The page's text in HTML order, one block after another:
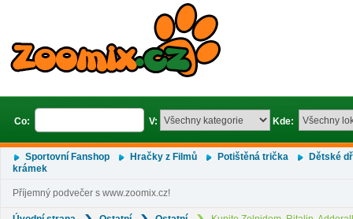
Co: V: Kde:
Sportovní Fanshop Hračky z Filmů Potištěná trička
Dětské
krámek
Příjemný podvečer s www.zoomix.cz!